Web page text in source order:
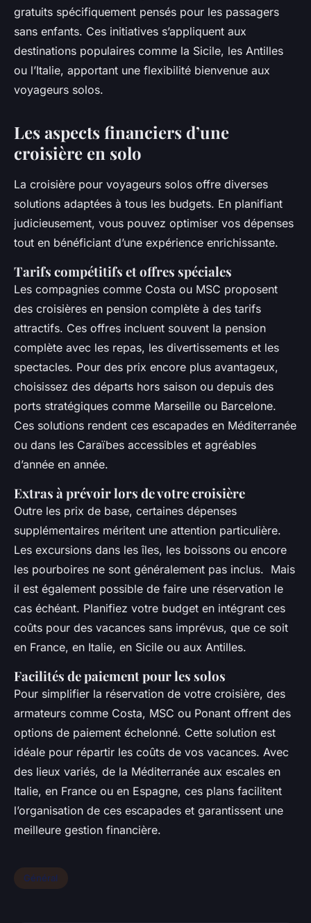
gratuits spécifiquement pensés pour les passagers
sans enfants. Ces initiatives s’appliquent aux
destinations populaires comme la Sicile, les Antilles
ou l’Italie, apportant une flexibilité bienvenue aux
voyageurs solos.
Les aspects financiers d’une
croisière en solo
La croisière pour voyageurs solos offre diverses
solutions adaptées à tous les budgets. En planifiant
judicieusement, vous pouvez optimiser vos dépenses
tout en bénéficiant d’une expérience enrichissante.
Tarifs compétitifs et offres spéciales
Les compagnies comme Costa ou MSC proposent
des croisières en pension complète à des tarifs
attractifs. Ces offres incluent souvent la pension
complète avec les repas, les divertissements et les
spectacles. Pour des prix encore plus avantageux,
choisissez des départs hors saison ou depuis des
ports stratégiques comme Marseille ou Barcelone.
Ces solutions rendent ces escapades en Méditerranée
ou dans les Caraïbes accessibles et agréables
d’année en année.
Extras à prévoir lors de votre croisière
Outre les prix de base, certaines dépenses
supplémentaires méritent une attention particulière.
Les excursions dans les îles, les boissons ou encore
les pourboires ne sont généralement pas inclus. Mais
il est également possible de faire une réservation le
cas échéant. Planifiez votre budget en intégrant ces
coûts pour des vacances sans imprévus, que ce soit
en France, en Italie, en Sicile ou aux Antilles.
Facilités de paiement pour les solos
Pour simplifier la réservation de votre croisière, des
armateurs comme Costa, MSC ou Ponant offrent des
options de paiement échelonné. Cette solution est
idéale pour répartir les coûts de vos vacances. Avec
des lieux variés, de la Méditerranée aux escales en
Italie, en France ou en Espagne, ces plans facilitent
l’organisation de ces escapades et garantissent une
meilleure gestion financière.
Général